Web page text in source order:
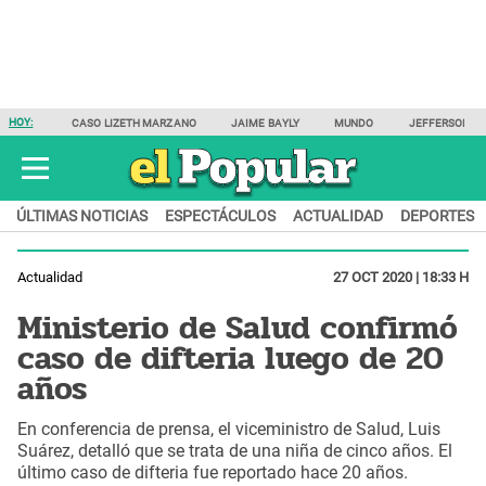
HOY: CASO LIZETH MARZANO JAIME BAYLY MUNDO JEFFERSON
ÚLTIMAS NOTICIAS ESPECTÁCULOS ACTUALIDAD DEPORTES
Actualidad 27 OCT 2020 | 18:33 H
Ministerio de Salud confirmó
caso de difteria luego de 20
años
En conferencia de prensa, el viceministro de Salud, Luis
Suárez, detalló que se trata de una niña de cinco años. El
último caso de difteria fue reportado hace 20 años.